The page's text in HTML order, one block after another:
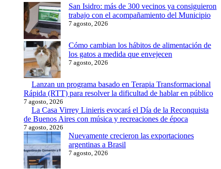
San Isidro: más de 300 vecinos ya consiguieron
trabajo con el acompañamiento del Municipio
7 agosto, 2026
Cómo cambian los hábitos de alimentación de
los gatos a medida que envejecen
7 agosto, 2026
Lanzan un programa basado en Terapia Transformacional
Rápida (RTT) para resolver la dificultad de hablar en público
7 agosto, 2026
La Casa Virrey Linieris evocará el Día de la Reconquista
de Buenos Aires con música y recreaciones de época
7 agosto, 2026
Nuevamente crecieron las exportaciones
argentinas a Brasil
7 agosto, 2026